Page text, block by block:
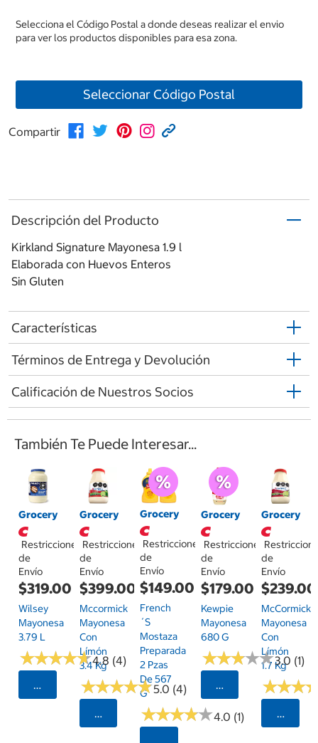
Selecciona el Código Postal a donde deseas realizar el envio
para ver los productos disponibles para esa zona.
Seleccionar Código Postal
Compartir
Descripción del Producto
Kirkland Signature Mayonesa 1.9 l
Elaborada con Huevos Enteros
Sin Gluten
Características
Términos de Entrega y Devolución
Calificación de Nuestros Socios
También Te Puede Interesar...
Grocery
Restricciones
de
Envío
$319.00
Wilsey
Mayonesa
3.79 L
★★★★★
★★★★★4.8 (4)
Seleccionar Código Postal
Grocery
Restricciones
de
Envío
$399.00
Mccormick
Mayonesa
Con
Límón
3.4 Kg
★★★★★
★★★★★5.0 (4)
Seleccionar Código Postal
Grocery
Restricciones
de
Envío
$149.00
French
´s
Mostaza
Preparada
2 Pzas
De 567
G
★★★★★
★★★★★4.0 (1)
Grocery
Restricciones
de
Envío
$179.00
Kewpie
Mayonesa
680 G
★★★★★
★★★★★3.0 (1)
Seleccionar
Grocery
de
Envío
$239.00
McCormick
Mayonesa
Con
Límón
1.7 Kg
★★★
★★★